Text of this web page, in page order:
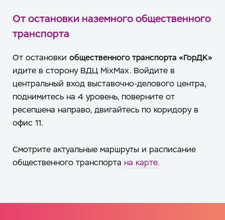
От остановки наземного общественного
транспорта
От остановки общественного транспорта «ГорДК»
идите в сторону ВДЦ MixMax. Войдите в
центральный вход выставочно-делового центра,
поднимитесь на 4 уровень, поверните от
ресепшена направо, двигайтесь по коридору в
офис 11.
Смотрите актуальные маршруты и расписание
общественного транспорта на карте.